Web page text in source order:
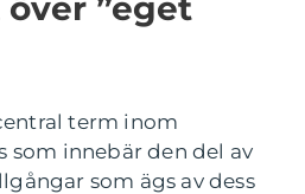
”eget
term inom
som innebär den del av
som ägs av dess